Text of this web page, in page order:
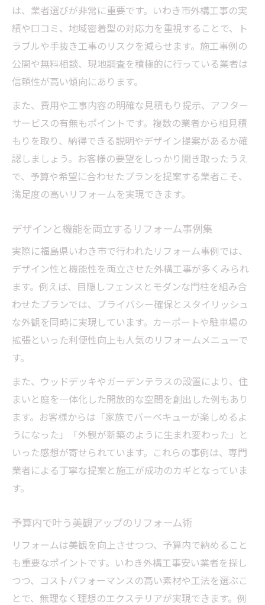
は、業者選びが非常に重要です。いわき市外構工事の実
績や口コミ、地域密着型の対応力を重視することで、ト
ラブルや手抜き工事のリスクを減らせます。施工事例の
公開や無料相談、現地調査を積極的に行っている業者は
信頼性が高い傾向にあります。
また、費用や工事内容の明確な見積もり提示、アフター
サービスの有無もポイントです。複数の業者から相見積
もりを取り、納得できる説明やデザイン提案があるか確
認しましょう。お客様の要望をしっかり聞き取ったうえ
で、予算や希望に合わせたプランを提案する業者こそ、
満足度の高いリフォームを実現できます。
デザインと機能を両立するリフォーム事例集
実際に福島県いわき市で行われたリフォーム事例では、
デザイン性と機能性を両立させた外構工事が多くみられ
ます。例えば、目隠しフェンスとモダンな門柱を組み合
わせたプランでは、プライバシー確保とスタイリッシュ
な外観を同時に実現しています。カーポートや駐車場の
拡張といった利便性向上も人気のリフォームメニューで
す。
また、ウッドデッキやガーデンテラスの設置により、住
まいと庭を一体化した開放的な空間を創出した例もあり
ます。お客様からは「家族でバーベキューが楽しめるよ
うになった」「外観が新築のように生まれ変わった」と
いった感想が寄せられています。これらの事例は、専門
業者による丁寧な提案と施工が成功のカギとなっていま
す。
予算内で叶う美観アップのリフォーム術
リフォームは美観を向上させつつ、予算内で納めること
も重要なポイントです。いわき外構工事安い業者を探し
つつ、コストパフォーマンスの高い素材や工法を選ぶこ
とで、無理なく理想のエクステリアが実現できます。例